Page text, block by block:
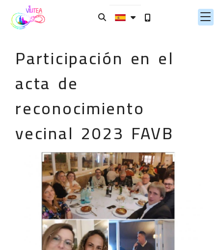
Participación en el
acta de
reconocimiento
vecinal 2023 FAVB